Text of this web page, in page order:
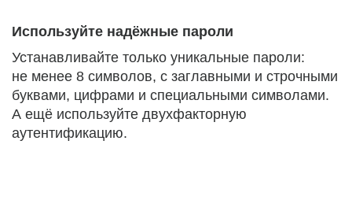
Используйте надёжные пароли
Устанавливайте только уникальные пароли:
не менее 8 символов, с заглавными и строчными
буквами, цифрами и специальными символами.
А ещё используйте двухфакторную
аутентификацию.